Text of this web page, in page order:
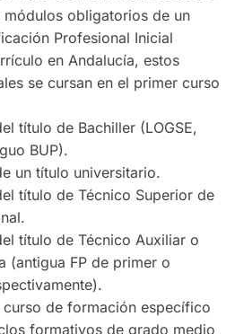
obligatorios de un
Profesional Inicial
en Andalucía, estos
se cursan en el primer curso
título de Bachiller (LOGSE,
BUP).
un título universitario.
título de Técnico Superior de
título de Técnico Auxiliar o
(antigua FP de primer o
curso de formación específico
formativos de grado medio